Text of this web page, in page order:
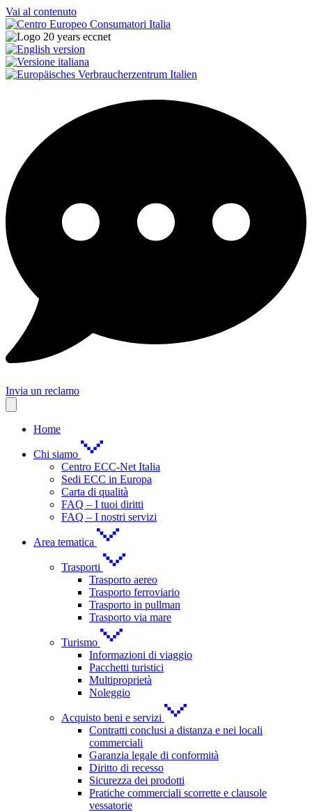
Vai al contenuto
Invia un reclamo
Home
Chi siamo
Centro ECC-Net Italia
Sedi ECC in Europa
Carta di qualità
FAQ – I tuoi diritti
FAQ – I nostri servizi
Area tematica
Trasporti
Trasporto aereo
Trasporto ferroviario
Trasporto in pullman
Trasporto via mare
Turismo
Informazioni di viaggio
Pacchetti turistici
Multiproprietà
Noleggio
Acquisto beni e servizi
Contratti conclusi a distanza e nei locali
commerciali
Garanzia legale di conformità
Diritto di recesso
Sicurezza dei prodotti
Pratiche commerciali scorrette e clausole
vessatorie